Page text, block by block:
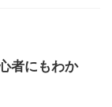
者にもわか